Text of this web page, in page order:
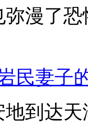
漫了
民妻子
到达